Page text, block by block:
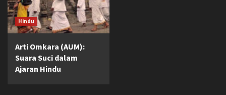
Hindu
Arti Omkara (AUM):
Suara Suci dalam
Ajaran Hindu